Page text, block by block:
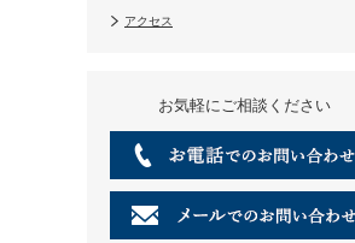
アクセス
お気軽にご相談ください